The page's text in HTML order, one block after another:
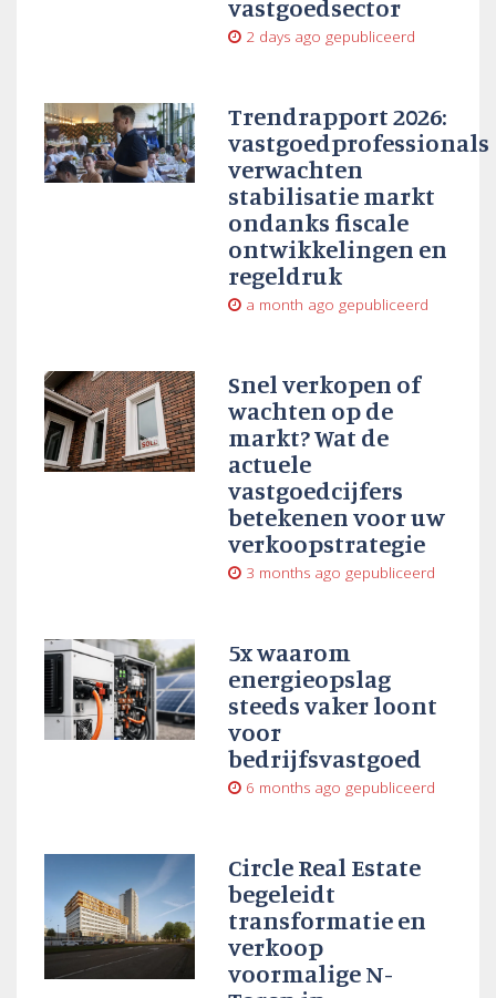
vastgoedsector
2 days ago gepubliceerd
Trendrapport 2026:
vastgoedprofessionals
verwachten
stabilisatie markt
ondanks fiscale
ontwikkelingen en
regeldruk
a month ago gepubliceerd
Snel verkopen of
wachten op de
markt? Wat de
actuele
vastgoedcijfers
betekenen voor uw
verkoopstrategie
3 months ago gepubliceerd
5x waarom
energieopslag
steeds vaker loont
voor
bedrijfsvastgoed
6 months ago gepubliceerd
Circle Real Estate
begeleidt
transformatie en
verkoop
voormalige N-